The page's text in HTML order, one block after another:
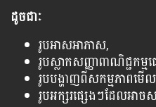
ដូចជាៈ
រូបអាសអាភាស,
រូបស្លាកសញ្ញាពាណិជ្ជកម្
រូបបង្ហាញពីសកម្មភាពមើ
រូបអក្សរផ្សេងៗដែលអាច